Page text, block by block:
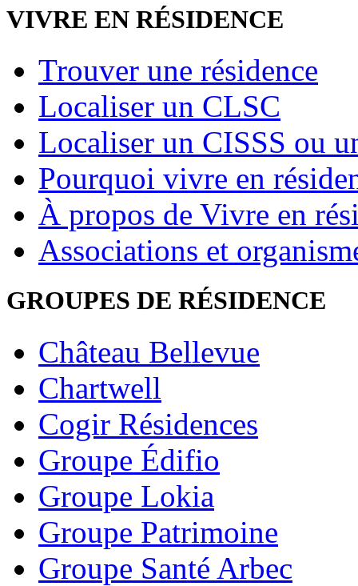
VIVRE EN RÉSIDENCE
Trouver une résidence
Localiser un CLSC
Localiser un CISSS ou
Pourquoi vivre en
À propos de Vivre en
Associations et
GROUPES DE RÉSIDENCE
Château Bellevue
Chartwell
Cogir Résidences
Groupe Édifio
Groupe Lokia
Groupe Patrimoine
Groupe Santé Arbec